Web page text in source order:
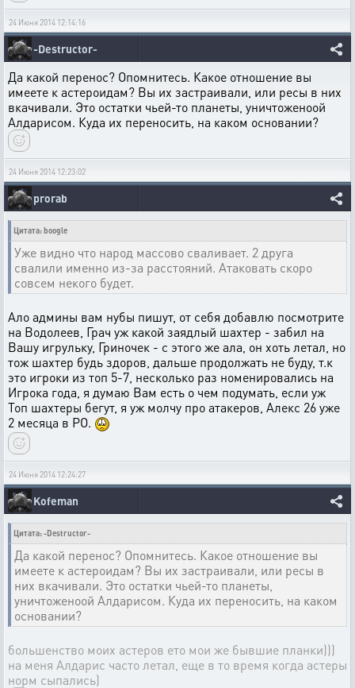
24 Июня 2014 12:14:16
-Destructor-
Да какой перенос? Опомнитесь. Какое отношение вы
имеете к астероидам? Вы их застраивали, или ресы в них
вкачивали. Это остатки чьей-то планеты, уничтоженоой
Алдарисом. Куда их переносить, на каком основании?
24 Июня 2014 12:23:02
prorab
Цитата: boogle
Уже видно что народ массово сваливает. 2 друга
свалили именно из-за расстояний. Атаковать скоро
совсем некого будет.
Ало админы вам нубы пишут, от себя добавлю посмотрите
на Водолеев, Грач уж какой заядлый шахтер - забил на
Вашу игрульку, Гриночек - с этого же ала, он хоть летал, но
тож шахтер будь здоров, дальше продолжать не буду, т.к
это игроки из топ 5-7, несколько раз номенировались на
Игрока года, я думаю Вам есть о чем подумать, если уж
Топ шахтеры бегут, я уж молчу про атакеров, Алекс 26 уже
2 месяца в РО.
24 Июня 2014 12:24:27
Kofeman
Цитата: -Destructor-
Да какой перенос? Опомнитесь. Какое отношение вы
имеете к астероидам? Вы их застраивали, или ресы в
них вкачивали. Это остатки чьей-то планеты,
уничтоженоой Алдарисом. Куда их переносить, на каком
основании?
большенство моих астеров ето мои же бывшие планки)))
на меня Алдарис часто летал, еще в то время когда астеры
норм сыпались)